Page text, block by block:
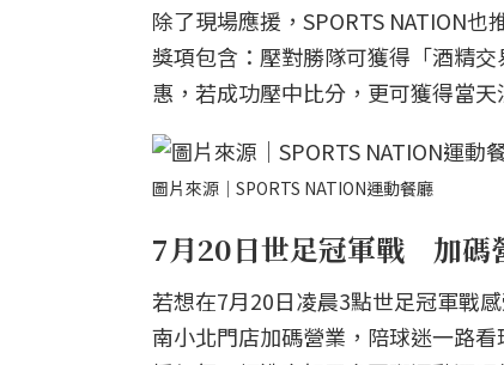
除了現場應援，SPORTS NATION
獎項包含：壓對勝隊可獲得「酒精
惠，若成功壓中比分，更可獲得當
圖片來源｜SPORTS NATION運動餐廳
7月20日世足冠軍戰 加碼
若想在7月20日凌晨3點世足冠軍戰
南小北門店加碼營業，陪球迷一路